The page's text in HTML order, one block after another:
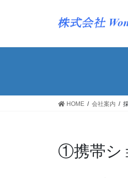
HOME 会社案内
①携帯シ